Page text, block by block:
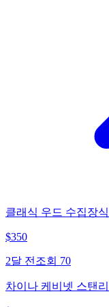
클래식 우드 수집장
$350
2달 전 조회 70
차이나 케비넷 스탠